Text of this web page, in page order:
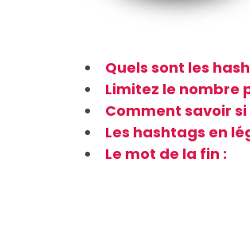
Quels sont les
Limitez le nombre
Comment savoir
Les hashtags en
Le mot de la fin :